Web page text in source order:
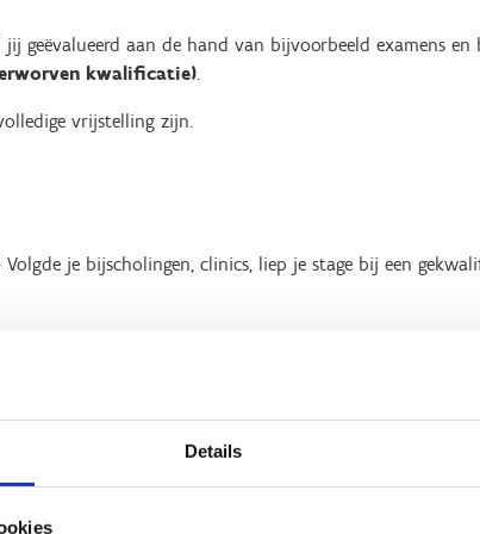
Details
geëvalueerd aan de hand van bijvoorbeeld examens en
kwalificatie).
vrijstelling zijn.
je bijscholingen, clinics, liep je stage bij een
recht op een gelijkstelling of vrijstelling. De Vlaamse
Als de VTS geen gelijkstelling of vrijstelling toekent, dan